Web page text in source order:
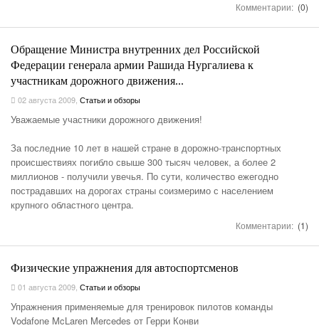
Комментарии: (0)
Обращение Министра внутренних дел Российской
Федерации генерала армии Рашида Нургалиева к
участникам дорожного движения...
02 августа 2009 Статьи и обзоры
Уважаемые участники дорожного движения!
За последние 10 лет в нашей стране в дорожно-транспортных
происшествиях погибло свыше 300 тысяч человек, а более 2
миллионов - получили увечья. По сути, количество ежегодно
пострадавших на дорогах страны соизмеримо с населением
крупного областного центра.
Комментарии: (1)
Физические упражнения для автоспортсменов
01 августа 2009 Статьи и обзоры
Упражнения применяемые для тренировок пилотов команды
Vodafone McLaren Mercedes от Герри Конви